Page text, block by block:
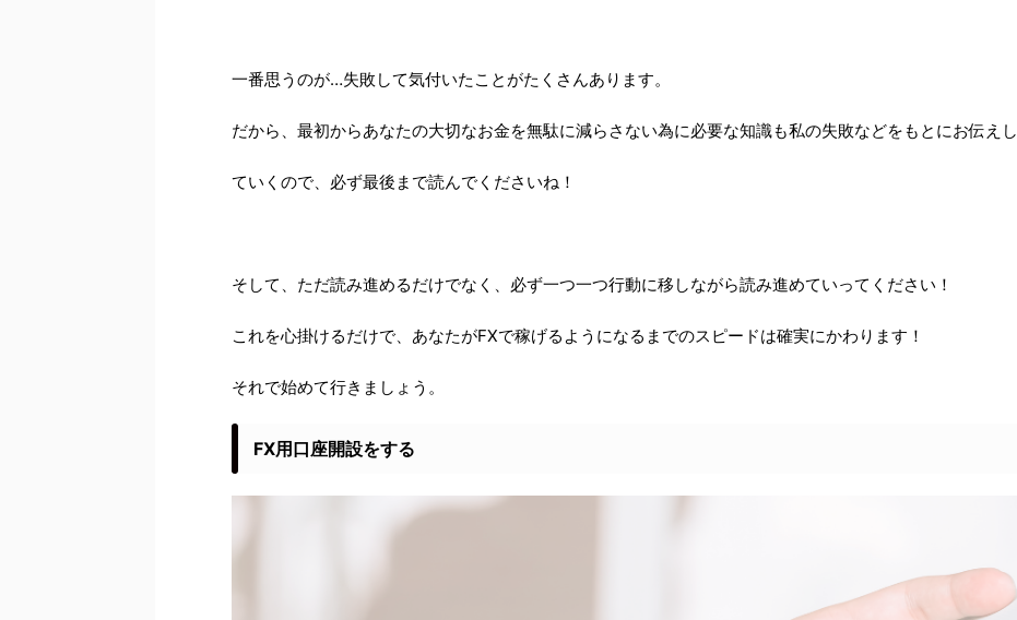
一番思うのが…失敗して気付いたことがたくさんあります。
だから、最初からあなたの大切なお金を無駄に減らさない為に必要な知識も私の失敗などをもとにお伝えし
ていくので、必ず最後まで読んでくださいね！
そして、ただ読み進めるだけでなく、必ず一つ一つ行動に移しながら読み進めていってください！
これを心掛けるだけで、あなたがFXで稼げるようになるまでのスピードは確実にかわります！
それで始めて行きましょう。
FX用口座開設をする